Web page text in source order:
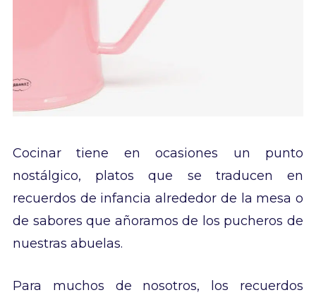
Cocinar tiene en ocasiones un punto
nostálgico, platos que se traducen en
recuerdos de infancia alrededor de la mesa o
de sabores que añoramos de los pucheros de
nuestras abuelas.
Para muchos de nosotros, los recuerdos